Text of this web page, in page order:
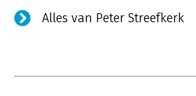
Alles van Peter Streefkerk